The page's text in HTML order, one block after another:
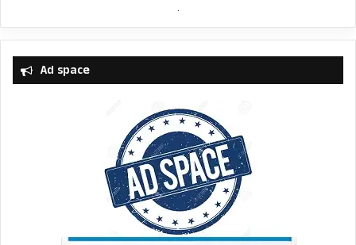
Ad space